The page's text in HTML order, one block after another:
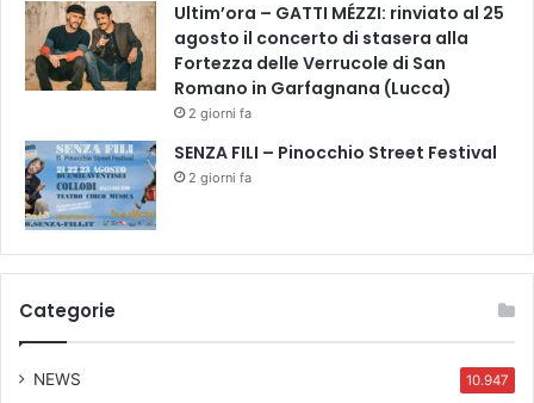
Ultim’ora – GATTI MÉZZI: rinviato al 25
agosto il concerto di stasera alla
Fortezza delle Verrucole di San
Romano in Garfagnana (Lucca)
2 giorni fa
SENZA FILI – Pinocchio Street Festival
2 giorni fa
Categorie
NEWS 10.947